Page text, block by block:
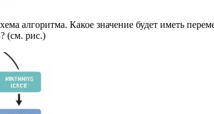
алгоритма. Какое значение будет иметь
(см. рис.)